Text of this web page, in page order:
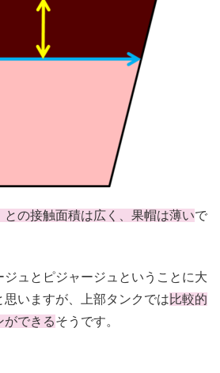
の接触面積は広く、果帽は薄いで
ュとピジャージュということに大
思いますが、上部タンクでは比較的
ができるそうです。